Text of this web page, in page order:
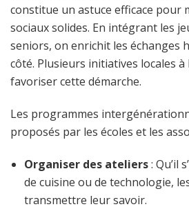
constitue un astuce efficace pour
sociaux solides. En intégrant les
seniors, on enrichit les échanges
côté. Plusieurs initiatives locales à
favoriser cette démarche.
Les programmes
proposés par les écoles et les
Organiser des ateliers: Qu’il
de cuisine ou de technologie,
transmettre leur savoir.